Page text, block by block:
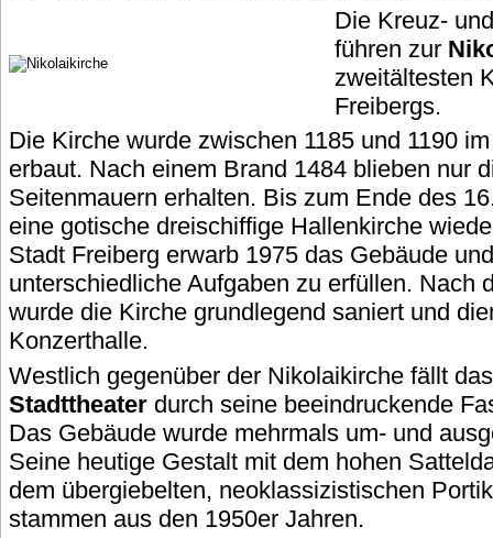
Die Kreuz-
führen zur
zweitältesten
Freibergs.
Die Kirche wurde zwischen 1185 und 1190
erbaut. Nach einem Brand 1484 blieben nur
Seitenmauern erhalten. Bis zum Ende des
eine gotische dreischiffige Hallenkirche
Stadt Freiberg erwarb 1975 das Gebäude
unterschiedliche Aufgaben zu erfüllen. Nach
wurde die Kirche grundlegend saniert und
Konzerthalle.
Westlich gegenüber der Nikolaikirche fällt das
Stadttheater durch seine beeindruckende
Das Gebäude wurde mehrmals um- und
Seine heutige Gestalt mit dem hohen
dem übergiebelten, neoklassizistischen
stammen aus den 1950er Jahren.